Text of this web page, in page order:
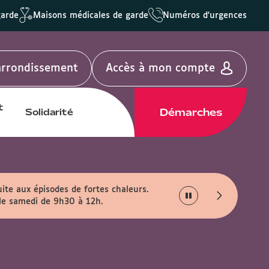
Maisons médicales de garde Numéros d'urgences
Accès à mon compte
Solidarité Démarches
aux épisodes de fortes chaleurs.
samedi de 9h30 à 12h.